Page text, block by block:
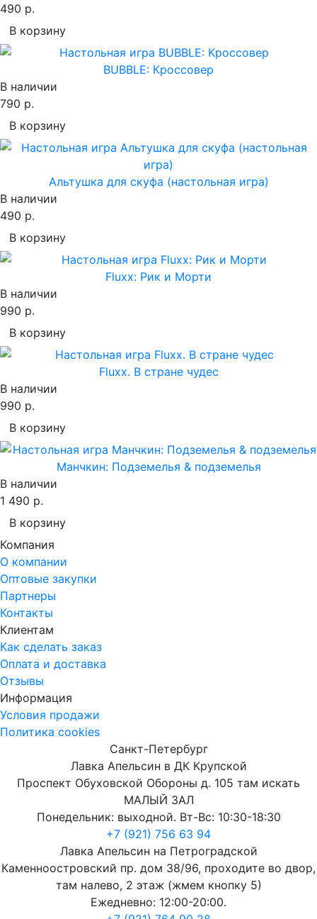
490 р.
В корзину
BUBBLE: Кроссовер
В наличии
790 р.
В корзину
Альтушка для скуфа (настольная игра)
В наличии
490 р.
В корзину
Fluxx: Рик и Морти
В наличии
990 р.
В корзину
Fluxx. В стране чудес
В наличии
990 р.
В корзину
Манчкин: Подземелья & подземелья
В наличии
1 490 р.
В корзину
Компания
О компании
Оптовые закупки
Партнеры
Контакты
Клиентам
Как сделать заказ
Оплата и доставка
Отзывы
Информация
Условия продажи
Политика cookies
Санкт-Петербург
Лавка Апельсин в ДК Крупской
Проспект Обуховской Обороны д. 105 там искать
МАЛЫЙ ЗАЛ
Понедельник: выходной. Вт-Вс: 10:30-18:30
+7 (921) 756 63 94
Лавка Апельсин на Петроградской
Каменноостровский пр. дом 38/96, проходите во двор,
там налево, 2 этаж (жмем кнопку 5)
Ежедневно: 12:00-20:00.